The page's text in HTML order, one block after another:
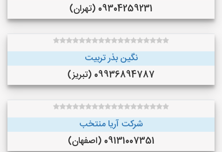
09304259231 (تهران)
نگین بذر تربیت
09936894787 (تبریز)
شرکت آریا منتخب
09131007351 (اصفهان)